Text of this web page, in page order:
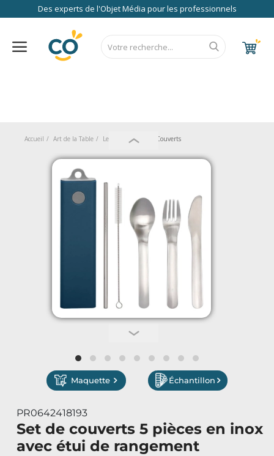
Des experts de l'Objet Média pour les professionnels
Bagageries & Sacs
Parapluies & Parasols
Art de la Table
Art de Vivre à la Française
Plantes et Graines
Accueil Art de la Table Le Bien Manger Couverts
Maquette Échantillon
PR0642418193
Set de couverts 5 pièces en inox
avec étui de rangement